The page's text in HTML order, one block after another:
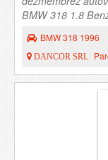
BMW 318 1.8
BMW 318 1996
DANCOR SRL